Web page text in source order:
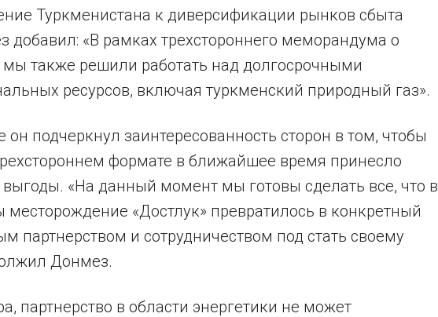
Туркменистана к диверсификации рынков сбыта
добавил: «В рамках трехстороннего меморандума о
также решили работать над долгосрочными
ресурсов, включая туркменский природный газ».
он подчеркнул заинтересованность сторон в том, чтобы
формате в ближайшее время принесло
«На данный момент мы готовы сделать все, что в
месторождение «Достлук» превратилось в конкретный
партнерством и сотрудничеством под стать своему
Донмез.
партнерство в области энергетики не может